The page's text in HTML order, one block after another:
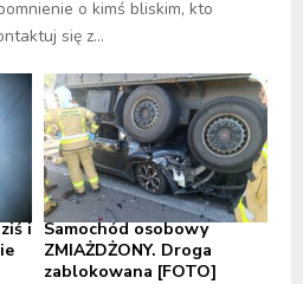
o kimś bliskim, kto
się z...
i Samochód osobowy
ZMIAŻDŻONY. Droga
zablokowana [FOTO]